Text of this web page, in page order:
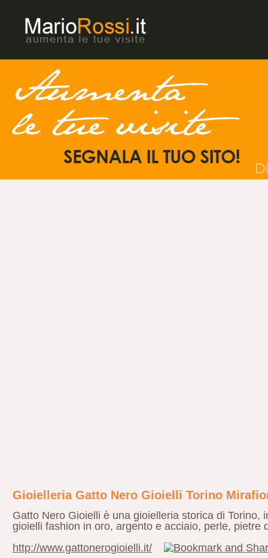
Gioielleria Gatto Nero Gioielli Torino
Gatto Nero Gioielli è una gioielleria storica di
gioielli fashion in oro, argento e acciaio, perle, pietre
http://www.gattonerogioielli.it/